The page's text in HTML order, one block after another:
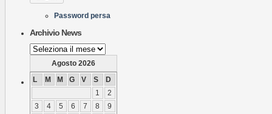
Password persa
Archivio News
Archivio
News
Agosto 2026
L
M M G V S
D
1
2
3
4 5 6 7 8
9